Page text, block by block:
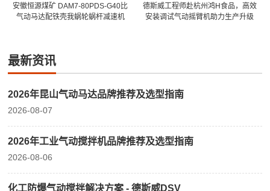
安徽恒源煤矿 DAM7-80PDS-G40比
气动马达配铁壳我蜗轮蜗杆减速机
德斯威工程师赴杭州鸿H食品，高效
安装调试气动摇臂机助力生产升级
最新资讯
2026年昆山气动马达品牌推荐及选型指南
2026-08-07
2026年工业气动搅拌机品牌推荐及选型指南
2026-08-06
化工防爆气动搅拌解决方案 - 德斯威DSV